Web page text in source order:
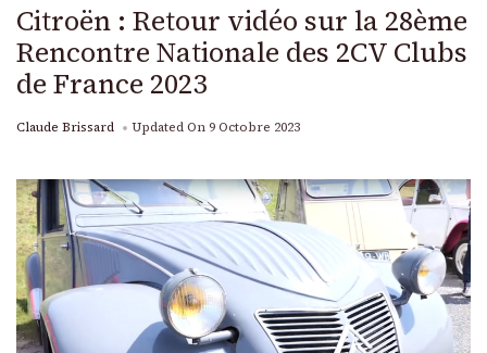
Citroën : Retour vidéo sur la 28ème
Rencontre Nationale des 2CV Clubs
de France 2023
Claude Brissard Updated On9 Octobre 2023